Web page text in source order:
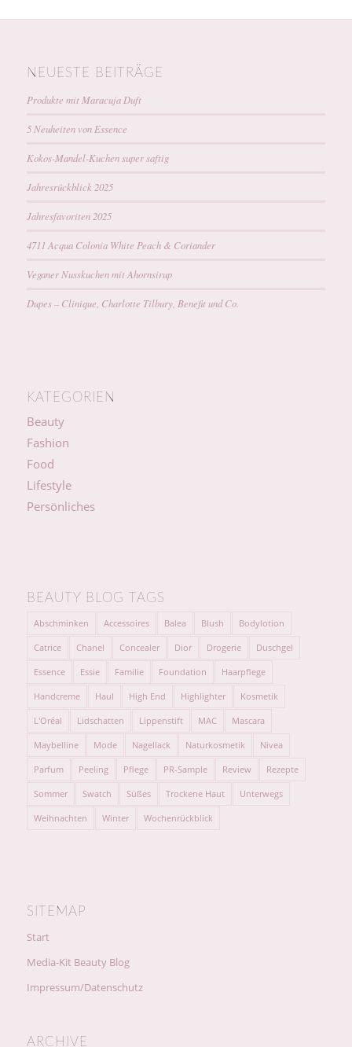
NEUESTE BEITRÄGE
Produkte mit Maracuja Duft
5 Neuheiten von Essence
Kokos-Mandel-Kuchen super saftig
Jahresrückblick 2025
Jahresfavoriten 2025
4711 Acqua Colonia White Peach & Coriander
Veganer Nusskuchen mit Ahornsirup
Dupes – Clinique, Charlotte Tilbury, Benefit und Co.
KATEGORIEN
Beauty
Fashion
Food
Lifestyle
Persönliches
BEAUTY BLOG TAGS
Abschminken Accessoires Balea Blush Bodylotion
Catrice Chanel Concealer Dior Drogerie Duschgel
Essence Essie Familie Foundation Haarpflege
Handcreme Haul High End Highlighter Kosmetik
L'Oréal Lidschatten Lippenstift MAC Mascara
Maybelline Mode Nagellack Naturkosmetik Nivea
Parfum Peeling Pflege PR-Sample Review Rezepte
Sommer Swatch Süßes Trockene Haut Unterwegs
Weihnachten Winter Wochenrückblick
SITEMAP
Start
Media-Kit Beauty Blog
Impressum/Datenschutz
ARCHIVE